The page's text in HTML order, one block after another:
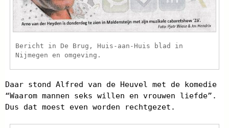
Bericht in De Brug, Huis-aan-Huis blad in
Nijmegen en omgeving.
Daar stond Alfred van de Heuvel met de komedie
“Waarom mannen seks willen en vrouwen liefde”.
Dus dat moest even worden rechtgezet.